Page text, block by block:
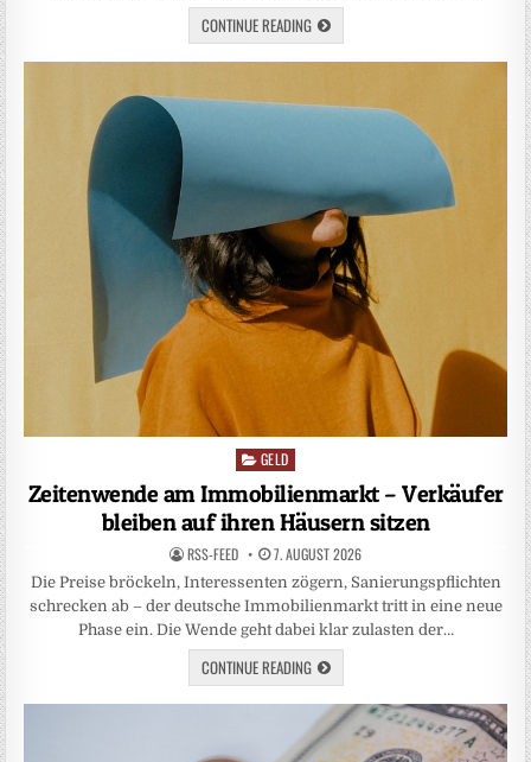
CONTINUE READING
Posted
GELD
Zeitenwende am Immobilienmarkt – Verkäufer
bleiben auf ihren Häusern sitzen
RSS-FEED 7. AUGUST 2026
Die Preise bröckeln, Interessenten zögern, Sanierungspflichten
schrecken ab – der deutsche Immobilienmarkt tritt in eine neue
Phase ein. Die Wende geht dabei klar zulasten der…
CONTINUE READING